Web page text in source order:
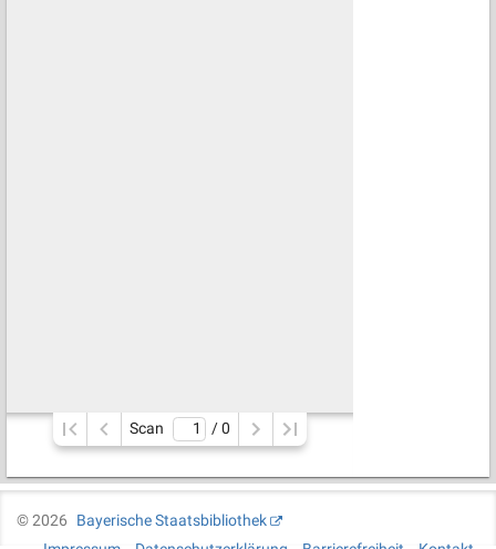
Scan / 0
©2026
Bayerische Staatsbibliothek